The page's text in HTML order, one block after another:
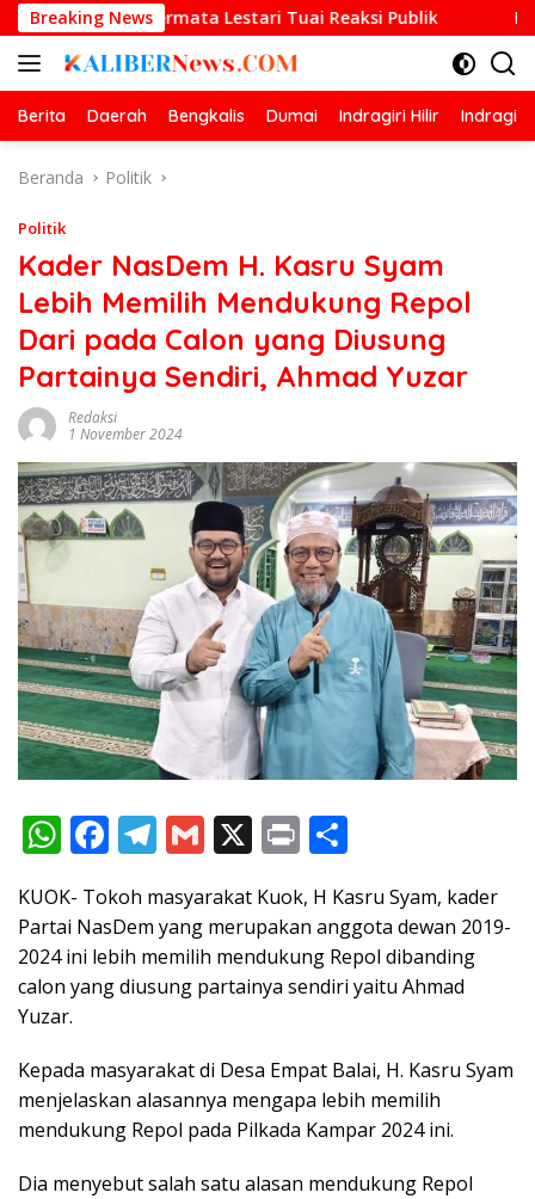
Langsung
ke
konten
Breaking News
Permata Lestari Tuai Reaksi Publik Prestasi
Berita Daerah Bengkalis Dumai Indragiri Hilir Indragiri
Beranda Politik
Politik
Kader NasDem H. Kasru Syam
Lebih Memilih Mendukung Repol
Dari pada Calon yang Diusung
Partainya Sendiri, Ahmad Yuzar
Redaksi
1 November 2024
W
at
s
A
p
p
F
e
b
o
k
T
e
gr
a
G
ai
l
X Pr
t ar
e
KUOK- Tokoh masyarakat Kuok, H Kasru Syam, kader
Partai NasDem yang merupakan anggota dewan 2019-
2024 ini lebih memilih mendukung Repol dibanding
calon yang diusung partainya sendiri yaitu Ahmad
Yuzar.
Kepada masyarakat di Desa Empat Balai, H. Kasru Syam
menjelaskan alasannya mengapa lebih memilih
mendukung Repol pada Pilkada Kampar 2024 ini.
Dia menyebut salah satu alasan mendukung Repol